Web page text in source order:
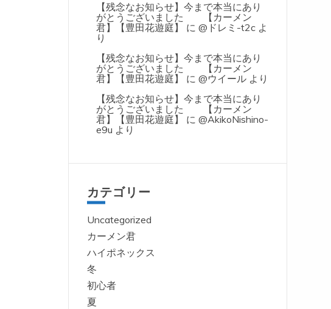
【残念なお知らせ】今まで本当にあり
がとうございました 【カーメン
君】【豊田花遊庭】
に @ドレミ-t2cよ
り
【残念なお知らせ】今まで本当にあり
がとうございました 【カーメン
君】【豊田花遊庭】
に @ウイールより
【残念なお知らせ】今まで本当にあり
がとうございました 【カーメン
君】【豊田花遊庭】
に @AkikoNishino-
e9u より
カテゴリー
Uncategorized
カーメン君
ハイポネックス
冬
初心者
夏